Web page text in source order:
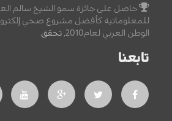
حاصل على جائزة سمو الشيخ سالم
للمعلوماتية كأفضل مشروع صحي
الوطن العربي لعام2010,
تحقق.
تابعنا